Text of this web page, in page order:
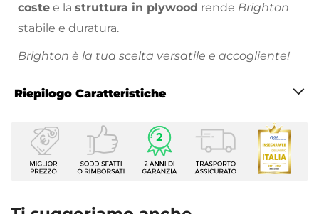
coste e la struttura in plywood rende Brighton
stabile e duratura.
Brighton è la tua scelta versatile e accogliente!
Scopri la collezione di complementi d’arredo con
cui completare il tuo living sul nostro
catalogo online
: troverai proposte per tutte le
necessità, stili di arredamento e prezzo!
Riepilogo Caratteristiche
Caratteristiche
Tipologia
Divano letto